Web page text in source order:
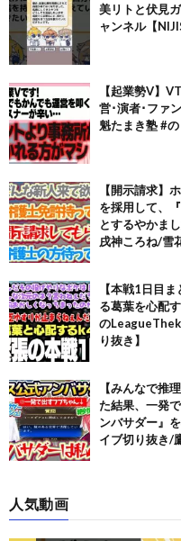
美リトと伏見
ャンネル【
【起業勢V】
営･演者･ファ
魁たまき塾 #の
【開示請求】
を採用して、
とするやかま
戌神ころね/雪
【本戦1日目
る葛葉を心配
の
り抜き】
【みんなで推
た結果、一発
ンバサダー』
イブ切り抜き/
人気動画